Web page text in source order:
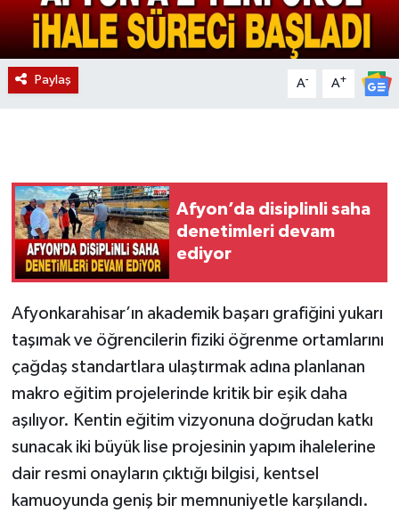
Paylaş A- A+
Afyon’da disiplinli saha
denetimleri devam
ediyor
Afyonkarahisar’ın akademik başarı grafiğini yukarı
taşımak ve öğrencilerin fiziki öğrenme ortamlarını
çağdaş standartlara ulaştırmak adına planlanan
makro eğitim projelerinde kritik bir eşik daha
aşılıyor. Kentin eğitim vizyonuna doğrudan katkı
sunacak iki büyük lise projesinin yapım ihalelerine
dair resmi onayların çıktığı bilgisi, kentsel
kamuoyunda geniş bir memnuniyetle karşılandı.